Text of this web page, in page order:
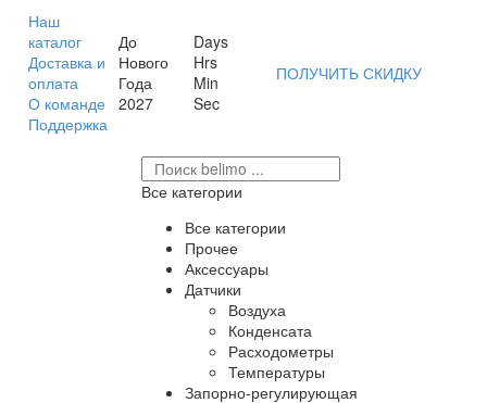
Наш
каталог
Доставка и
оплата
О команде
Поддержка
До
Нового
Года
2027
Days
Hrs
Min
Sec
ПОЛУЧИТЬ СКИДКУ
Все категории
Все категории
Прочее
Аксессуары
Датчики
Воздуха
Конденсата
Расходометры
Температуры
Запорно-регулирующая